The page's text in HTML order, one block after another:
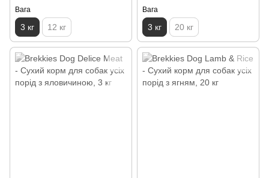
Вага
3 кг 12 кг
Вага
3 кг 20 кг